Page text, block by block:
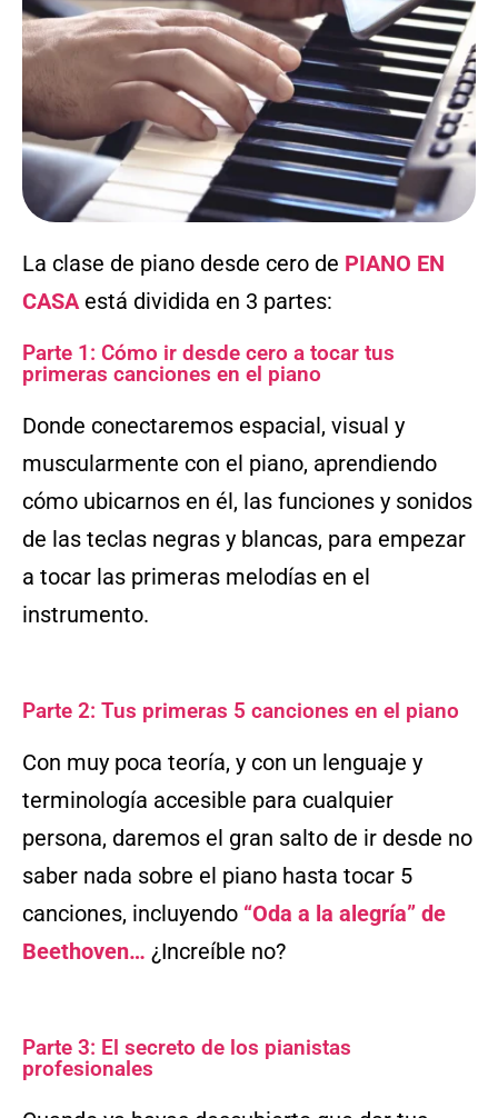
La clase de piano desde cero de PIANO EN
CASAestá dividida en 3 partes:
Parte 1: Cómo ir desde cero a tocar tus
primeras canciones en el piano
Donde conectaremos espacial, visual y
muscularmente con el piano, aprendiendo
cómo ubicarnos en él, las funciones y sonidos
de las teclas negras y blancas, para empezar
a tocar las primeras melodías en el
instrumento.
Parte 2: Tus primeras 5 canciones en el piano
Con muy poca teoría, y con un lenguaje y
terminología accesible para cualquier
persona, daremos el gran salto de ir desde no
saber nada sobre el piano hasta tocar 5
canciones, incluyendo “Oda a la alegría” de
Beethoven… ¿Increíble no?
Parte 3: El secreto de los pianistas
profesionales